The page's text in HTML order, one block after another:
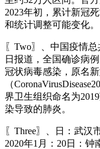
2023年初，累计新冠
和统计调整可能变化。
〖Two〗、中国疫情
日报道，全国确诊病
冠状病毒感染，原名
（
界卫生组织命名为
染导致的肺炎。
〖Three〗、日：武汉
2020年1月：20日：